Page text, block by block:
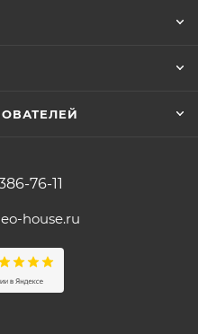
76-11
house.ru